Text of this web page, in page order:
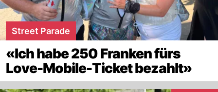
Street Parade
«Ich habe 250 Franken fürs
Love-Mobile-Ticket bezahlt»